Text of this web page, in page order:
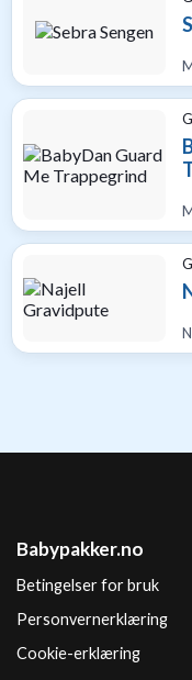
Babypakker.no
Betingelser for bruk
Personvernerklæring
Cookie-erklæring